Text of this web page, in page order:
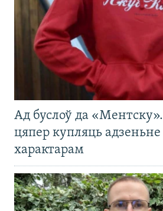
Ад буслоў да
цяпер купляць адзеньне
характарам